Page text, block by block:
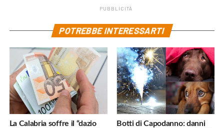
PUBBLICITÀ
POTREBBE INTERESSARTI
La Calabria soffre il “dazio
Botti di Capodanno: danni